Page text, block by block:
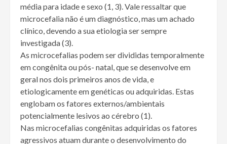
média para idade e sexo (1, 3). Vale ressaltar que
microcefalia não é um diagnóstico, mas um achado
clínico, devendo a sua etiologia ser sempre
investigada (3).
As microcefalias podem ser divididas temporalmente
em congênita ou pós- natal, que se desenvolve em
geral nos dois primeiros anos de vida, e
etiologicamente em genéticas ou adquiridas. Estas
englobam os fatores externos/ambientais
potencialmente lesivos ao cérebro (1).
Nas microcefalias congênitas adquiridas os fatores
agressivos atuam durante o desenvolvimento do